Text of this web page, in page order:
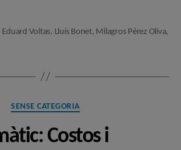
Eduard Voltas, Lluís Bonet, Milagros Pérez Oliva,
Categories
SENSE CATEGORIA
Costos i